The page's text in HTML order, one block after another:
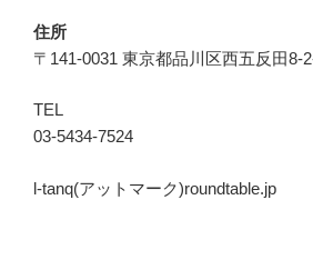
住所
〒141-0031 東京都品川区西五反田8-
TEL
03-5434-7524
l-tanq(アットマーク)roundtable.jp